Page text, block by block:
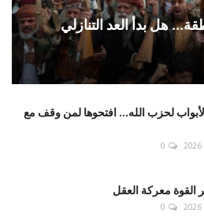
هل بدأ العد التنازلي
لحزب الله... افتحوها لمن وقف مع
0
معركة العقل
0